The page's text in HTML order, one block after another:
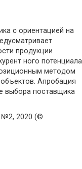
с ориентацией на
продукции
ного потенциала
методом
Апробация
выбора поставщика
№2, 2020 (©